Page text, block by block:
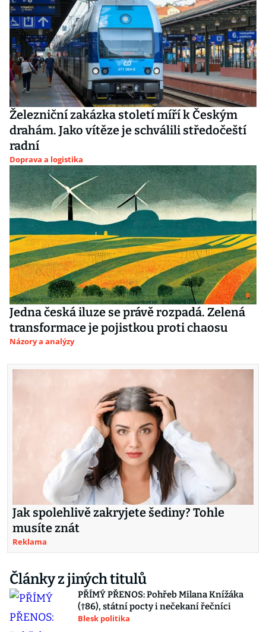
Železniční zakázka století míří k Českým
drahám. Jako vítěze je schválili středočeští
radní
Doprava a logistika
Jedna česká iluze se právě rozpadá. Zelená
transformace je pojistkou proti chaosu
Názory a analýzy
Jak spolehlivě zakryjete šediny? Tohle
musíte znát
Reklama
Články z jiných titulů
PŘÍMÝ PŘENOS: Pohřeb Milana Knížáka
(†86), státní pocty i nečekaní řečníci
Blesk politika